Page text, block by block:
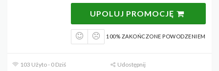
UPOLUJ PROMOCJĘ
100% ZAKOŃCZONE POWODZENIEM
103 Użyto - 0 Dziś
Udostępnij